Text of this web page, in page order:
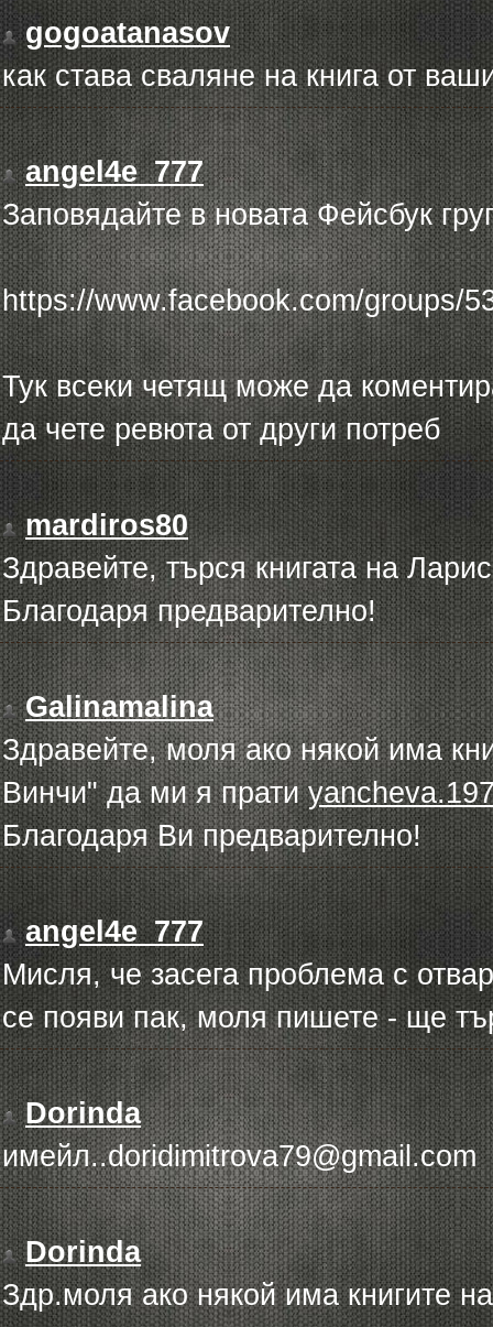
gogoatanasov
как става сваляне на книга от
angel4e_777
Заповядайте в новата Фейсбук
https://www.facebook.com/groups/
Тук всеки четящ може да
да чете ревюта от други потреб
mardiros80
Здравейте, търся книгата на
Благодаря предварително!
Galinamalina
Здравейте, моля ако някой има
Винчи" да ми я прати
Благодаря Ви предварително!
angel4e_777
Мисля, че засега проблема с
се появи пак, моля пишете - ще
Dorinda
имейл..doridimitrova79@gmail.com
Dorinda
Здр.моля ако някой има книгите